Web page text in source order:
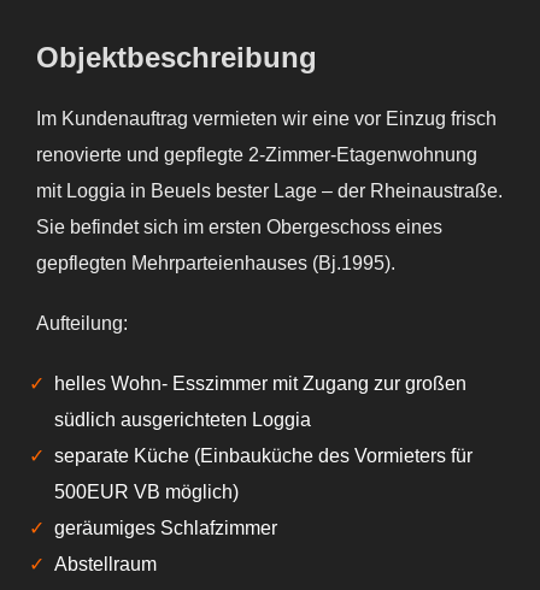
Objektbeschreibung
Im Kundenauftrag vermieten wir eine vor Einzug frisch
renovierte und gepflegte 2-Zimmer-Etagenwohnung
mit Loggia in Beuels bester Lage – der Rheinaustraße.
Sie befindet sich im ersten Obergeschoss eines
gepflegten Mehrparteienhauses (Bj.1995).
Aufteilung:
helles Wohn- Esszimmer mit Zugang zur großen
südlich ausgerichteten Loggia
separate Küche (Einbauküche des Vormieters für
500EUR VB möglich)
geräumiges Schlafzimmer
Abstellraum